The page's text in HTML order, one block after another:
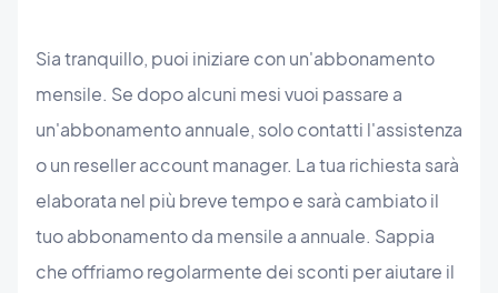
Sia tranquillo, puoi iniziare con un'abbonamento
mensile. Se dopo alcuni mesi vuoi passare a
un'abbonamento annuale, solo contatti l'assistenza
o un reseller account manager. La tua richiesta sarà
elaborata nel più breve tempo e sarà cambiato il
tuo abbonamento da mensile a annuale. Sappia
che offriamo regolarmente dei sconti per aiutare il